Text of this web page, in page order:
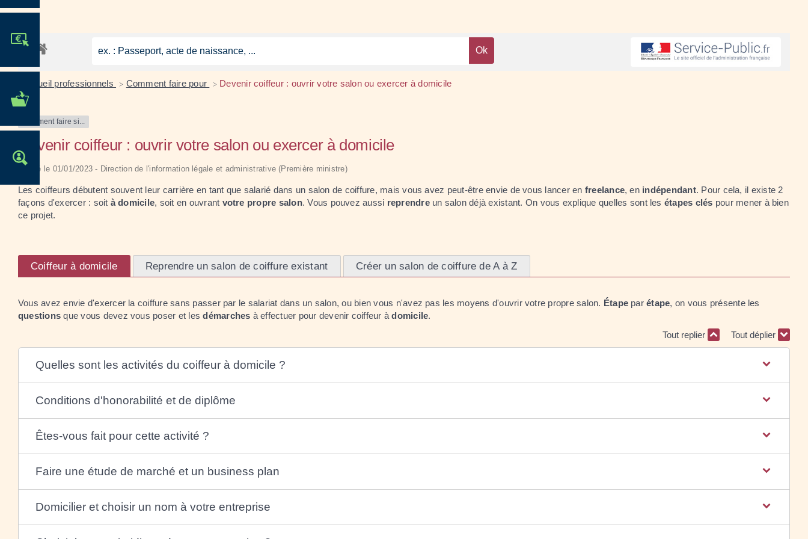
MES DÉMARCHES
Accueil professionnels > Comment faire pour > Devenir coiffeur : ouvrir votre salon ou exercer à domicile
Comment faire si...
Devenir coiffeur : ouvrir votre salon ou exercer à domicile
Vérifié le 01/01/2023 - Direction de l'information légale et administrative (Première ministre)
Les coiffeurs débutent souvent leur carrière en tant que salarié dans un salon de coiffure, mais vous avez peut-être envie de vous lancer en freelance, en indépendant. Pour cela, il existe 2
façons d'exercer : soit à domicile, soit en ouvrant votre propre salon. Vous pouvez aussi reprendreun salon déjà existant. On vous explique quelles sont les étapes clés pour mener à bien
ce projet.
Coiffeur à domicile Reprendre un salon de coiffure existant Créer un salon de coiffure de A à Z
Vous avez envie d'exercer la coiffure sans passer par le salariat dans un salon, ou bien vous n'avez pas les moyens d'ouvrir votre propre salon. Étape parétape, on vous présente les
questions que vous devez vous poser et lesdémarches à effectuer pour devenir coiffeur àdomicile.
Tout replier
Tout déplier
Quelles sont les activités du coiffeur à domicile ?
Conditions d'honorabilité et de diplôme
Êtes-vous fait pour cette activité ?
Faire une étude de marché et un business plan
Domicilier et choisir un nom à votre entreprise